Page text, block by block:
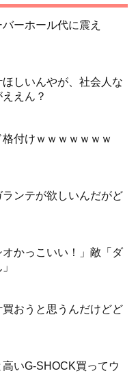
ーホール代に震え
しいんやが、社会人な
えん？
付けｗｗｗｗｗｗｗ
ンテが欲しいんだがど
かっこいい！」敵「ダ
おうと思うんだけどど
いG-SHOCK買ってウ